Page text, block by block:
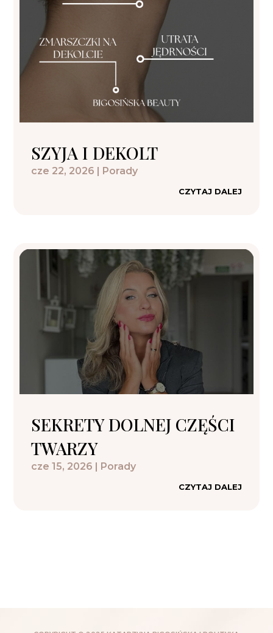
SZYJA I DEKOLT
cze 22, 2026 | Porady
CZYTAJ DALEJ
SEKRETY DOLNEJ CZĘŚCI
TWARZY
cze 15, 2026 | Porady
CZYTAJ DALEJ